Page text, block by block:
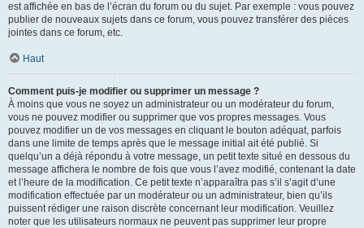
est affichée en bas de l’écran du forum ou du sujet. Par exemple : vous pouvez
publier de nouveaux sujets dans ce forum, vous pouvez transférer des pièces
jointes dans ce forum, etc.
Haut
Comment puis-je modifier ou supprimer un message ?
À moins que vous ne soyez un administrateur ou un modérateur du forum,
vous ne pouvez modifier ou supprimer que vos propres messages. Vous
pouvez modifier un de vos messages en cliquant le bouton adéquat, parfois
dans une limite de temps après que le message initial ait été publié. Si
quelqu’un a déjà répondu à votre message, un petit texte situé en dessous du
message affichera le nombre de fois que vous l’avez modifié, contenant la date
et l’heure de la modification. Ce petit texte n’apparaîtra pas s’il s’agit d’une
modification effectuée par un modérateur ou un administrateur, bien qu’ils
puissent rédiger une raison discrète concernant leur modification. Veuillez
noter que les utilisateurs normaux ne peuvent pas supprimer leur propre